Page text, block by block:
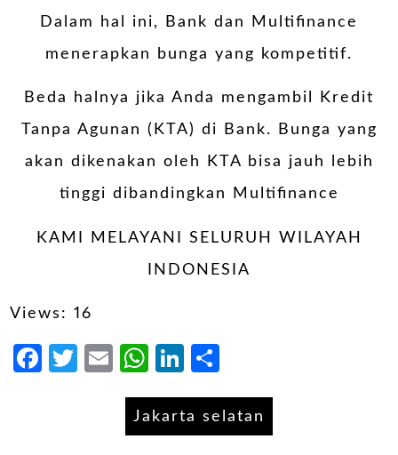
Dalam hal ini, Bank dan Multifinance
menerapkan bunga yang kompetitif.
Beda halnya jika Anda mengambil Kredit
Tanpa Agunan (KTA) di Bank. Bunga yang
akan dikenakan oleh KTA bisa jauh lebih
tinggi dibandingkan Multifinance
KAMI MELAYANI SELURUH WILAYAH
INDONESIA
Views: 16
Facebook
Twitter
EmailWhatsApp
LinkedIn
Jakarta selatan